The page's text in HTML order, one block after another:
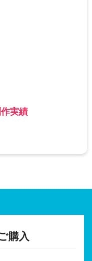
実績
購入